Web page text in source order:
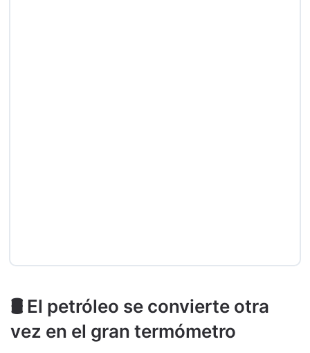
🛢️ El petróleo se convierte otra
vez en el gran termómetro